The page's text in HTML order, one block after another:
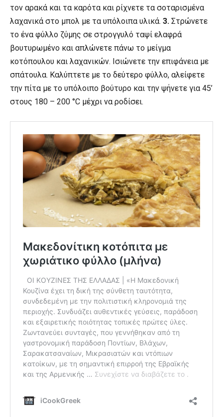
τον αρακά και τα καρότα και ρίχνετε τα σοταρισμένα
λαχανικά στο μπολ με τα υπόλοιπα υλικά. 3. Στρώνετε
το ένα φύλλο ζύμης σε στρογγυλό ταψί ελαφρά
βουτυρωμένο και απλώνετε πάνω το μείγμα
κοτόπουλου και λαχανικών. Ισιώνετε την επιφάνεια με
σπάτουλα. Καλύπτετε με το δεύτερο φύλλο, αλείφετε
την πίτα με το υπόλοιπο βούτυρο και την ψήνετε για 45’
στους 180 – 200 °C μέχρι να ροδίσει.